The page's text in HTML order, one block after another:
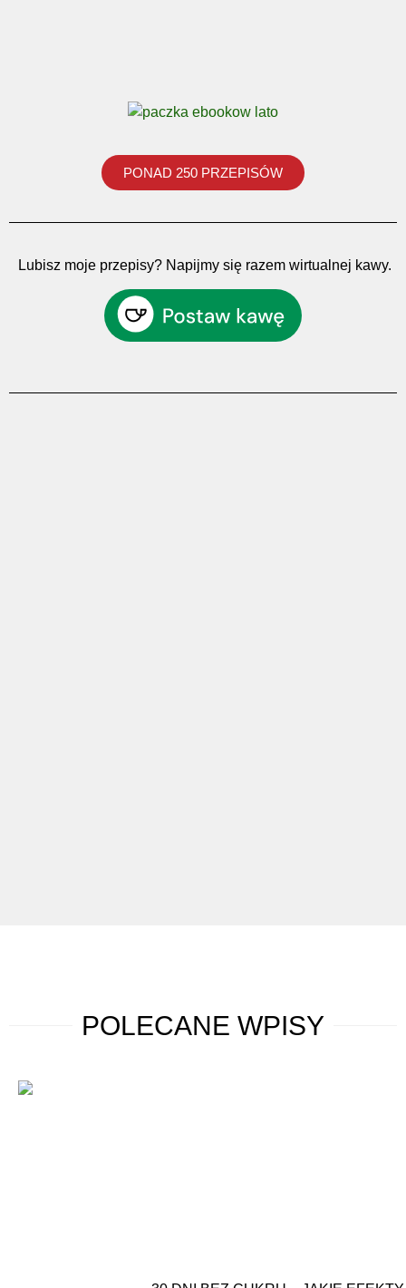
PONAD 250 PRZEPISÓW
Lubisz moje przepisy? Napijmy się razem wirtualnej kawy.
POLECANE WPISY